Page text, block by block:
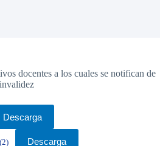
docentes a los cuales se notifican de
Descarga
Descarga